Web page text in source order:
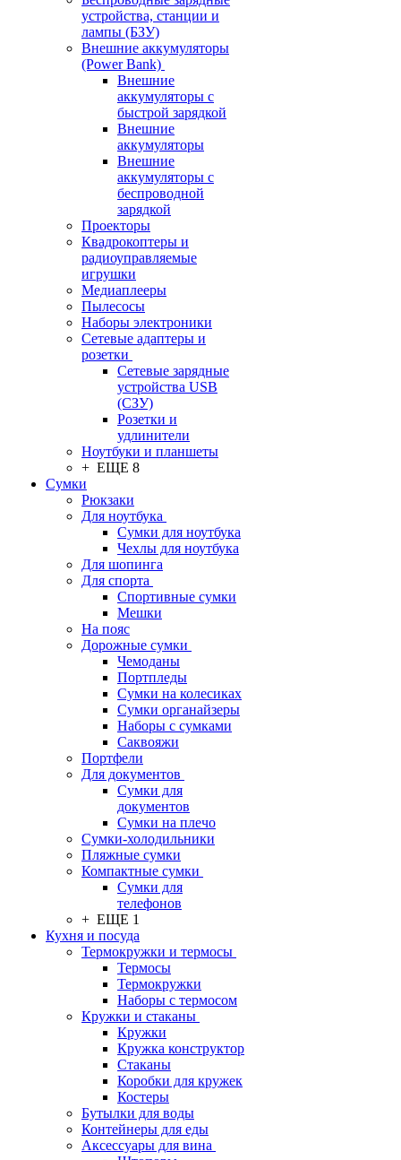
устройства, станции и
лампы (БЗУ)
Внешние аккумуляторы
(Power Bank)
Внешние
аккумуляторы с
быстрой зарядкой
Внешние
аккумуляторы
Внешние
аккумуляторы с
беспроводной
зарядкой
Проекторы
Квадрокоптеры и
радиоуправляемые
игрушки
Медиаплееры
Пылесосы
Наборы электроники
Сетевые адаптеры и
розетки
Сетевые зарядные
устройства USB
(СЗУ)
Розетки и
удлинители
Ноутбуки и планшеты
+ ЕЩЕ 8
Сумки
Рюкзаки
Для ноутбука
Сумки для ноутбука
Чехлы для ноутбука
Для шопинга
Для спорта
Спортивные сумки
Мешки
На пояс
Дорожные сумки
Чемоданы
Портпледы
Сумки на колесиках
Сумки органайзеры
Наборы с сумками
Саквояжи
Портфели
Для документов
Сумки для
документов
Сумки на плечо
Сумки-холодильники
Пляжные сумки
Компактные сумки
Сумки для
телефонов
+ ЕЩЕ 1
Кухня и посуда
Термокружки и термосы
Термосы
Термокружки
Наборы с термосом
Кружки и стаканы
Кружки
Кружка конструктор
Стаканы
Коробки для кружек
Костеры
Бутылки для воды
Контейнеры для еды
Аксессуары для вина